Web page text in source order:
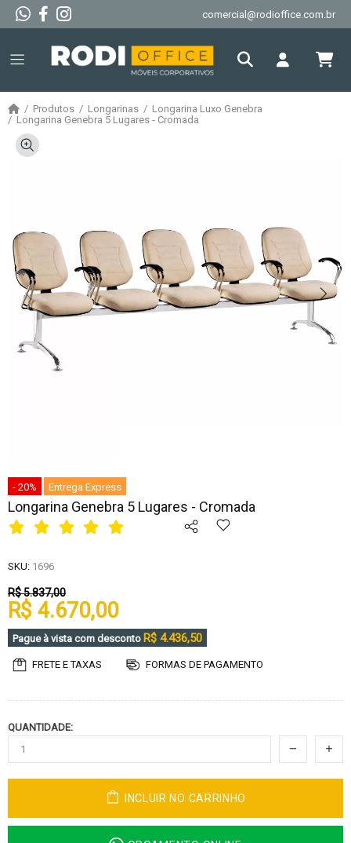
comercial@rodioffice.com.br
Produtos Longarinas
Longarina Luxo Genebra
Longarina Genebra 5 Lugares - Cromada
- 20% Entrega Express
Longarina Genebra 5 Lugares - Cromada
SKU: 1696
R$ 5.837,00
R$ 4.670,00
Pague à vista com desconto R$ 4.436,50
FRETE E TAXAS FORMAS DE PAGAMENTO
QUANTIDADE:
INCLUIR NO CARRINHO